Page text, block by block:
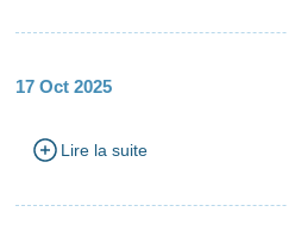
17 Oct 2025
Lire la suite